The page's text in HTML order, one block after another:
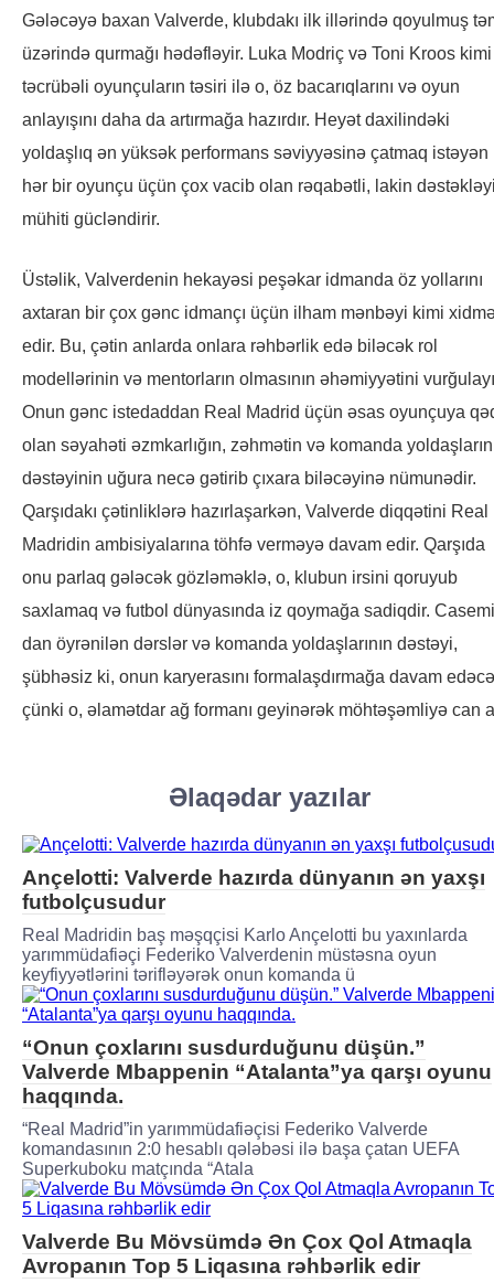
Gələcəyə baxan Valverde, klubdakı ilk illərində qoyulmuş
üzərində qurmağı hədəfləyir. Luka Modriç və Toni Kroos kimi
təcrübəli oyunçuların təsiri ilə o, öz bacarıqlarını və oyun
anlayışını daha da artırmağa hazırdır. Heyət daxilindəki
yoldaşlıq ən yüksək performans səviyyəsinə çatmaq istəyən
hər bir oyunçu üçün çox vacib olan rəqabətli, lakin
mühiti gücləndirir.
Üstəlik, Valverdenin hekayəsi peşəkar idmanda öz yollarını
axtaran bir çox gənc idmançı üçün ilham mənbəyi kimi
edir. Bu, çətin anlarda onlara rəhbərlik edə biləcək rol
modellərinin və mentorların olmasının əhəmiyyətini
Onun gənc istedaddan Real Madrid üçün əsas oyunçuya
olan səyahəti əzmkarlığın, zəhmətin və komanda
dəstəyinin uğura necə gətirib çıxara biləcəyinə nümunədir.
Qarşıdakı çətinliklərə hazırlaşarkən, Valverde diqqətini Real
Madridin ambisiyalarına töhfə verməyə davam edir. Qarşıda
onu parlaq gələcək gözləməklə, o, klubun irsini qoruyub
saxlamaq və futbol dünyasında iz qoymağa sadiqdir.
dan öyrənilən dərslər və komanda yoldaşlarının dəstəyi,
şübhəsiz ki, onun karyerasını formalaşdırmağa davam
çünki o, əlamətdar ağ formanı geyinərək möhtəşəmliyə can
Əlaqədar yazılar
Ançelotti: Valverde hazırda dünyanın ən yaxşı
futbolçusudur
Real Madridin baş məşqçisi Karlo Ançelotti bu yaxınlarda
yarımmüdafiəçi Federiko Valverdenin müstəsna oyun
keyfiyyətlərini tərifləyərək onun komanda ü
“Onun çoxlarını susdurduğunu düşün.”
Valverde Mbappenin “Atalanta”ya qarşı oyunu
haqqında.
“Real Madrid”in yarımmüdafiəçisi Federiko Valverde
komandasının 2:0 hesablı qələbəsi ilə başa çatan UEFA
Superkuboku matçında “Atala
Valverde Bu Mövsümdə Ən Çox Qol Atmaqla
Avropanın Top 5 Liqasına rəhbərlik edir